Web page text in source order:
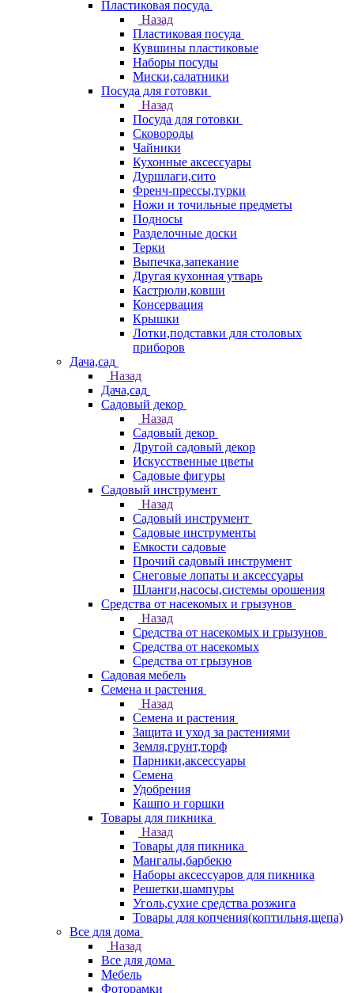
Пластиковая посуда
Назад
Пластиковая посуда
Кувшины пластиковые
Наборы посуды
Миски,салатники
Посуда для готовки
Назад
Посуда для готовки
Сковороды
Чайники
Кухонные аксессуары
Дуршлаги,сито
Френч-прессы,турки
Ножи и точильные предметы
Подносы
Разделочные доски
Терки
Выпечка,запекание
Другая кухонная утварь
Кастрюли,ковши
Консервация
Крышки
Лотки,подставки для столовых
приборов
Дача,сад
Назад
Дача,сад
Садовый декор
Назад
Садовый декор
Другой садовый декор
Искусственные цветы
Садовые фигуры
Садовый инструмент
Назад
Садовый инструмент
Садовые инструменты
Емкости садовые
Прочий садовый инструмент
Снеговые лопаты и аксессуары
Шланги,насосы,системы орошения
Средства от насекомых и грызунов
Назад
Средства от насекомых и грызунов
Средства от насекомых
Средства от грызунов
Садовая мебель
Семена и растения
Назад
Семена и растения
Защита и уход за растениями
Земля,грунт,торф
Парники,аксессуары
Семена
Удобрения
Кашпо и горшки
Товары для пикника
Назад
Товары для пикника
Мангалы,барбекю
Наборы аксессуаров для пикника
Решетки,шампуры
Уголь,сухие средства розжига
Товары для копчения(коптильня,щепа)
Все для дома
Назад
Все для дома
Мебель
Фоторамки